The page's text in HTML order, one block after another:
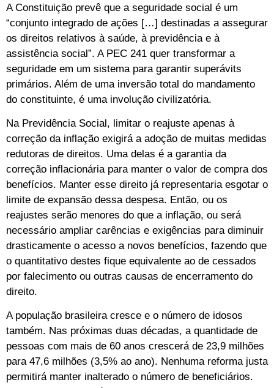
A Constituição prevê que a seguridade social é um
“conjunto integrado de ações […] destinadas a assegurar
os direitos relativos à saúde, à previdência e à
assistência social”. A PEC 241 quer transformar a
seguridade em um sistema para garantir superávits
primários. Além de uma inversão total do mandamento
do constituinte, é uma involução civilizatória.
Na Previdência Social, limitar o reajuste apenas à
correção da inflação exigirá a adoção de muitas medidas
redutoras de direitos. Uma delas é a garantia da
correção inflacionária para manter o valor de compra dos
benefícios. Manter esse direito já representaria esgotar o
limite de expansão dessa despesa. Então, ou os
reajustes serão menores do que a inflação, ou será
necessário ampliar carências e exigências para diminuir
drasticamente o acesso a novos benefícios, fazendo que
o quantitativo destes fique equivalente ao de cessados
por falecimento ou outras causas de encerramento do
direito.
A população brasileira cresce e o número de idosos
também. Nas próximas duas décadas, a quantidade de
pessoas com mais de 60 anos crescerá de 23,9 milhões
para 47,6 milhões (3,5% ao ano). Nenhuma reforma justa
permitirá manter inalterado o número de beneficiários.